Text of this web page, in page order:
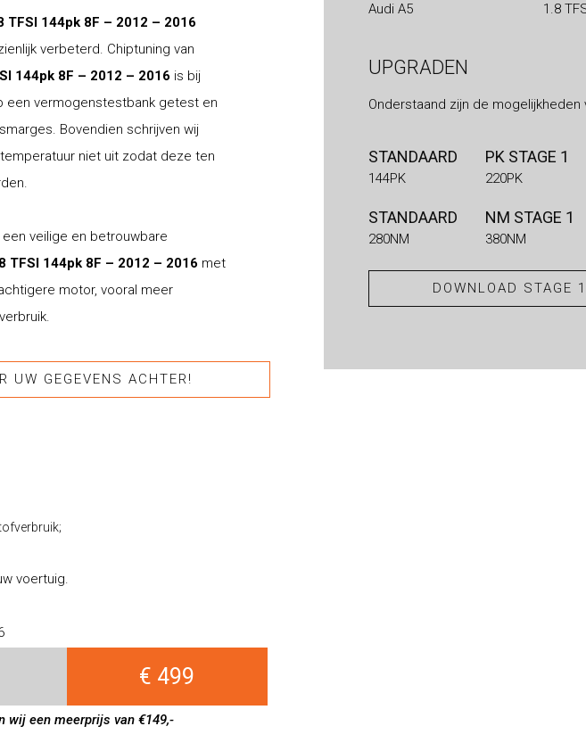
TFSI 144pk 8F – 2012 – 2016
verbeterd. Chiptuning van
144pk 8F – 2012 – 2016 is bij
een vermogenstestbank getest en
Bovendien schrijven wij
niet uit zodat deze ten
veilige en betrouwbare
TFSI 144pk 8F – 2012 – 2016 met
motor, vooral meer
UW GEGEVENS ACHTER!
voertuig.
€ 499
wij een meerprijs van €149,-
Audi A5 1.8
UPGRADEN
Onderstaand zijn de mogelijkheden
STANDAARD
144PK
PK STAGE 1
220PK
STANDAARD
280NM
NM STAGE 1
380NM
DOWNLOAD STAGE